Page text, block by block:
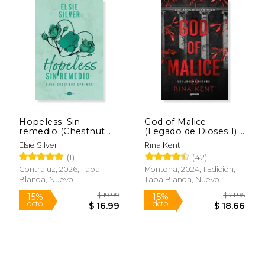
15%
dcto.
6%
dcto.
Rápido
Hopeless: Sin
remedio (Chestnut
Springs 5)
Elsie Silver
(1)
Contraluz, 2026, Tapa
Blanda, Nuevo
God of Malice
(Legado de Dioses 1):
Un Dark Romance
Universitario
Rina Kent
(42)
Montena, 2024, 1 Edición,
Tapa Blanda, Nuevo